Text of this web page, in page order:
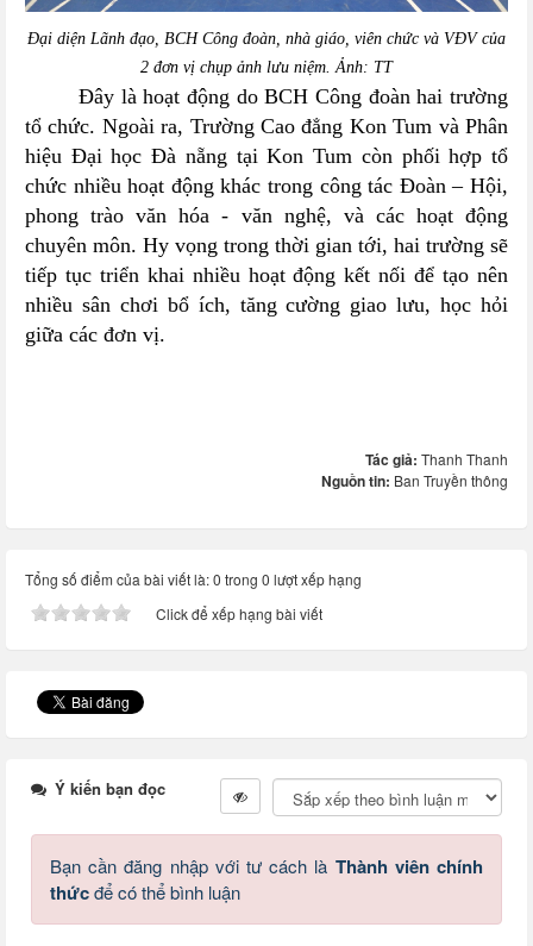
Đại diện Lãnh đạo, BCH Công đoàn, nhà giáo, viên chức và VĐV của
2 đơn vị chụp ảnh lưu niệm. Ảnh: TT
Đây là hoạt động do BCH Công đoàn hai trường
tổ chức. Ngoài ra, Trường Cao đẳng Kon Tum và Phân
hiệu Đại học Đà nẵng tại Kon Tum còn phối hợp tổ
chức nhiều hoạt động khác trong công tác Đoàn – Hội,
phong trào văn hóa - văn nghệ, và các hoạt động
chuyên môn. Hy vọng trong thời gian tới, hai trường sẽ
tiếp tục triển khai nhiều hoạt động kết nối để tạo nên
nhiều sân chơi bổ ích, tăng cường giao lưu, học hỏi
giữa các đơn vị.
Tác giả: Thanh Thanh
Nguồn tin: Ban Truyền thông
Tổng số điểm của bài viết là: 0 trong 0 lượt xếp hạng
Click để xếp hạng bài viết
Ý kiến bạn đọc
Bạn cần đăng nhập với tư cách là Thành viên chính
thứcđể có thể bình luận